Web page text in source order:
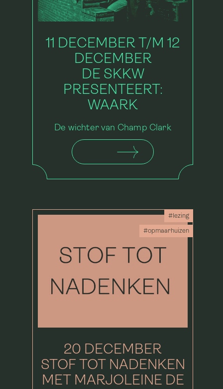
11 DECEMBER T/M 12
DECEMBER
DE SKKW
PRESENTEERT:
WAARK
De wichter van Champ Clark
#lezing
#opmaarhuizen
20 DECEMBER
STOF TOT NADENKEN
MET MARJOLEINE DE